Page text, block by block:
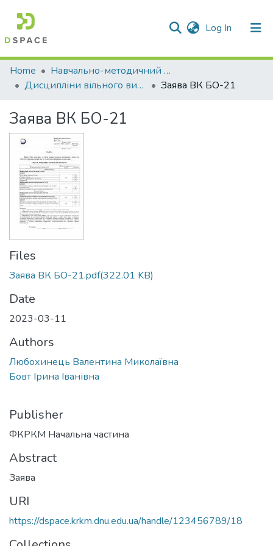
Log In (current)
Communities & Collections
All of DSpace
Statistics
Home
Навчально-методичний кабінет
Дисципліни вільного вибору
Заява ВК БО-21
Заява ВК БО-21
Files
Заява ВК БО-21.pdf(322.01 KB)
Date
2023-03-11
Authors
Любохинець Валентина Миколаївна
Бовт Ірина Іванівна
Publisher
ФКРКМ Начальна частина
Abstract
Заява
URI
https://dspace.krkm.dnu.edu.ua/handle/123456789/18